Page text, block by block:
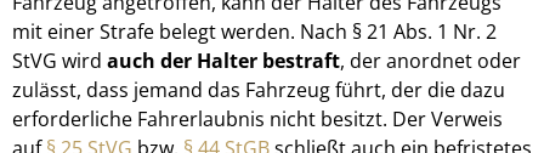
mit einer Strafe belegt werden. Nach § 21 Abs. 1 Nr. 2
StVG wird auch der Halter bestraft, der anordnet oder
zulässt, dass jemand das Fahrzeug führt, der die dazu
erforderliche Fahrerlaubnis nicht besitzt. Der Verweis